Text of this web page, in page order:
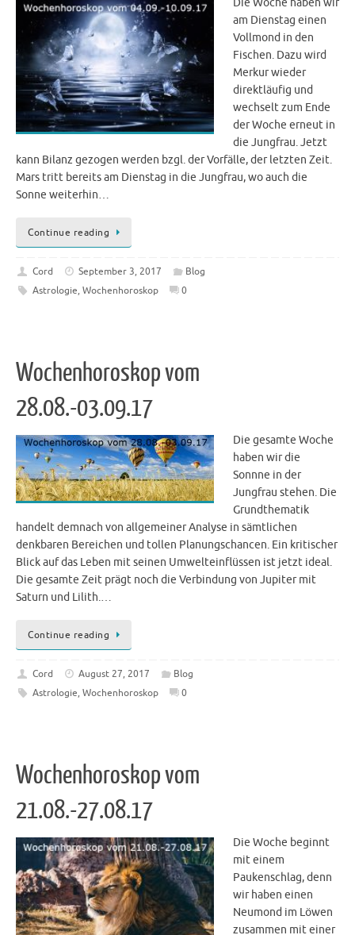
Die Woche haben wir
am Dienstag einen
Vollmond in den
Fischen. Dazu wird
Merkur wieder
direktläufig und
wechselt zum Ende
der Woche erneut in
die Jungfrau. Jetzt
kann Bilanz gezogen werden bzgl. der Vorfälle, der letzten Zeit.
Mars tritt bereits am Dienstag in die Jungfrau, wo auch die
Sonne weiterhin…
Continue reading
Cord September 3, 2017
Blog
Astrologie, Wochenhoroskop 0
Wochenhoroskop vom
28.08.-03.09.17
Die gesamte Woche
haben wir die
Sonnne in der
Jungfrau stehen. Die
Grundthematik
handelt demnach von allgemeiner Analyse in sämtlichen
denkbaren Bereichen und tollen Planungschancen. Ein kritischer
Blick auf das Leben mit seinen Umwelteinflüssen ist jetzt ideal.
Die gesamte Zeit prägt noch die Verbindung von Jupiter mit
Saturn und Lilith.…
Continue reading
Cord August 27, 2017
Blog
Astrologie, Wochenhoroskop 0
Wochenhoroskop vom
21.08.-27.08.17
Die Woche beginnt
mit einem
Paukenschlag, denn
wir haben einen
Neumond im Löwen
zusammen mit einer